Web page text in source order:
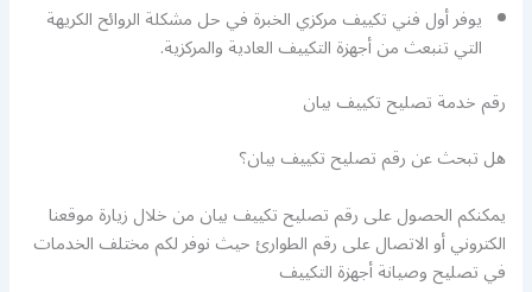
يوفر أول فني تكييف مركزي الخبرة في حل مشكلة الروائح الكريهة
التي تنبعث من أجهزة التكييف العادية والمركزية.
رقم خدمة تصليح تكييف بيان
هل تبحث عن رقم تصليح تكييف بيان؟
يمكنكم الحصول على رقم تصليح تكييف بيان من خلال زيارة موقعنا
الكتروني أو الاتصال على رقم الطوارئ حيث نوفر لكم مختلف الخدمات
في تصليح وصيانة أجهزة التكييف